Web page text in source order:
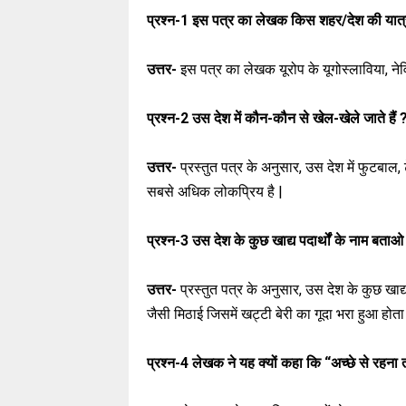
प्रश्न-1इस पत्र का लेखक किस शहर/देश की
उत्तर- इस पत्र का लेखक यूरोप के यूगोस्लाविया,
प्रश्न-2उस देश में कौन-कौन से खेल-खेले जाते हैं
उत्तर-प्रस्तुत पत्र के अनुसार, उस देश में
सबसे अधिक लोकप्रिय है |
प्रश्न-3उस देश के कुछ खाद्य पदार्थों के नाम बताओ |
उत्तर- प्रस्तुत पत्र के अनुसार, उस देश के कुछ
जैसी मिठाई जिसमें खट्टी बेरी का गूदा भरा हुआ
प्रश्न-4लेखक ने यह क्यों कहा कि “अच्छे से रहना